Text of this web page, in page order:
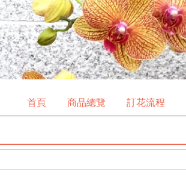
首頁 商品總覽 訂花流程